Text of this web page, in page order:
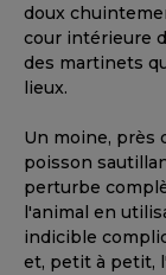
doux
cour intérieure
des martinets
lieux.
Un moine, près
poisson
perturbe
l'animal en
indicible
et, petit à petit,